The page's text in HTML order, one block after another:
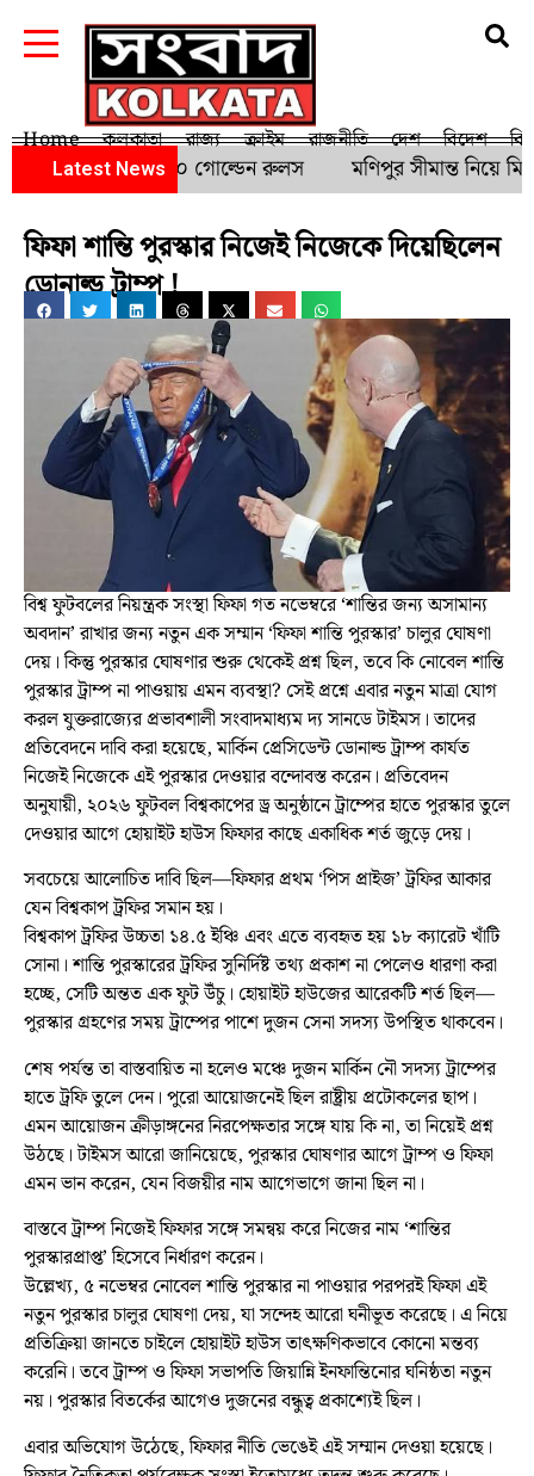
Home কলকাতা রাজ্য ক্রাইম রাজনীতি দেশ বিদেশ
Latest News
সাফল্যের ১০ গোল্ডেন রুলস মণিপুর সীমান্ত নিয়ে
ফিফা শান্তি পুরস্কার নিজেই নিজেকে দিয়েছিলেন
ডোনাল্ড ট্রাম্প !
বিশ্ব ফুটবলের নিয়ন্ত্রক সংস্থা ফিফা গত নভেম্বরে ‘শান্তির জন্য অসামান্য
অবদান’ রাখার জন্য নতুন এক সম্মান ‘ফিফা শান্তি পুরস্কার’ চালুর ঘোষণা
দেয়। কিন্তু পুরস্কার ঘোষণার শুরু থেকেই প্রশ্ন ছিল, তবে কি নোবেল শান্তি
পুরস্কার ট্রাম্প না পাওয়ায় এমন ব্যবস্থা? সেই প্রশ্নে এবার নতুন মাত্রা যোগ
করল যুক্তরাজ্যের প্রভাবশালী সংবাদমাধ্যম দ্য সানডে টাইমস। তাদের
প্রতিবেদনে দাবি করা হয়েছে, মার্কিন প্রেসিডেন্ট ডোনাল্ড ট্রাম্প কার্যত
নিজেই নিজেকে এই পুরস্কার দেওয়ার বন্দোবস্ত করেন। প্রতিবেদন
অনুযায়ী, ২০২৬ ফুটবল বিশ্বকাপের ড্র অনুষ্ঠানে ট্রাম্পের হাতে পুরস্কার তুলে
দেওয়ার আগে হোয়াইট হাউস ফিফার কাছে একাধিক শর্ত জুড়ে দেয়।
সবচেয়ে আলোচিত দাবি ছিল—ফিফার প্রথম ‘পিস প্রাইজ’ ট্রফির আকার
যেন বিশ্বকাপ ট্রফির সমান হয়।
বিশ্বকাপ ট্রফির উচ্চতা ১৪.৫ ইঞ্চি এবং এতে ব্যবহৃত হয় ১৮ ক্যারেট খাঁটি
সোনা। শান্তি পুরস্কারের ট্রফির সুনির্দিষ্ট তথ্য প্রকাশ না পেলেও ধারণা করা
হচ্ছে, সেটি অন্তত এক ফুট উঁচু। হোয়াইট হাউজের আরেকটি শর্ত ছিল—
পুরস্কার গ্রহণের সময় ট্রাম্পের পাশে দুজন সেনা সদস্য উপস্থিত থাকবেন।
শেষ পর্যন্ত তা বাস্তবায়িত না হলেও মঞ্চে দুজন মার্কিন নৌ সদস্য ট্রাম্পের
হাতে ট্রফি তুলে দেন। পুরো আয়োজনেই ছিল রাষ্ট্রীয় প্রটোকলের ছাপ।
এমন আয়োজন ক্রীড়াঙ্গনের নিরপেক্ষতার সঙ্গে যায় কি না, তা নিয়েই প্রশ্ন
উঠছে। টাইমস আরো জানিয়েছে, পুরস্কার ঘোষণার আগে ট্রাম্প ও ফিফা
এমন ভান করেন, যেন বিজয়ীর নাম আগেভাগে জানা ছিল না।
বাস্তবে ট্রাম্প নিজেই ফিফার সঙ্গে সমন্বয় করে নিজের নাম ‘শান্তির
পুরস্কারপ্রাপ্ত’ হিসেবে নির্ধারণ করেন।
উল্লেখ্য, ৫ নভেম্বর নোবেল শান্তি পুরস্কার না পাওয়ার পরপরই ফিফা এই
নতুন পুরস্কার চালুর ঘোষণা দেয়, যা সন্দেহ আরো ঘনীভূত করেছে। এ নিয়ে
প্রতিক্রিয়া জানতে চাইলে হোয়াইট হাউস তাৎক্ষণিকভাবে কোনো মন্তব্য
করেনি। তবে ট্রাম্প ও ফিফা সভাপতি জিয়ান্নি ইনফান্তিনোর ঘনিষ্ঠতা নতুন
নয়। পুরস্কার বিতর্কের আগেও দুজনের বন্ধুত্ব প্রকাশ্যেই ছিল।
এবার অভিযোগ উঠেছে, ফিফার নীতি ভেঙেই এই সম্মান দেওয়া হয়েছে।